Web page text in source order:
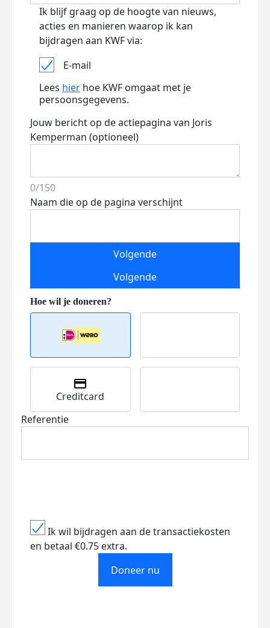
Ik blijf graag op de hoogte van nieuws,
acties en manieren waarop ik kan
bijdragen aan KWF via:
E-mail
Lees hier hoe KWF omgaat met je
persoonsgegevens.
Jouw bericht op de actiepagina van Joris
Kemperman (optioneel)
0/150
Naam die op de pagina verschijnt
Volgende
Volgende
Creditcard
Referentie
Ik wil bijdragen aan de transactiekosten
en betaal €0.75 extra.
Doneer nu